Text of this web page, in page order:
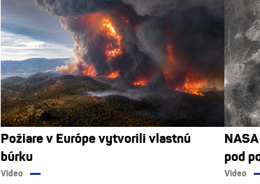
Požiare v Európe vytvorili vlastnú
búrku
Video
pod
Video